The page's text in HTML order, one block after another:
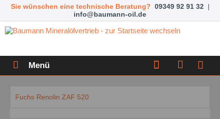
Sie wünschen eine technische Beratung? 09349 92 91 32 |
info@baumann-oil.de
Menü
Fuchs Renolin ZAF 520